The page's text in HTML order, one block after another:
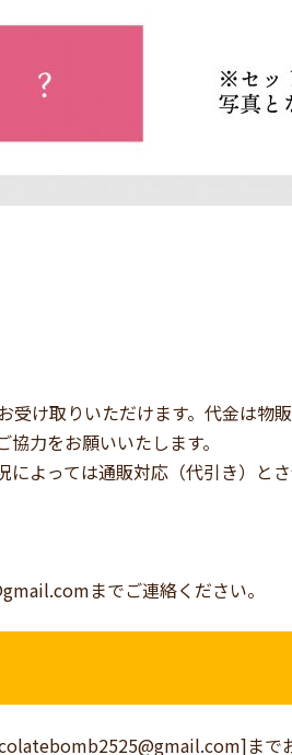
受け取りいただけます。代金は物
力をお願いいたします。
よっては通販対応（代引き）とさ
までご連絡ください。
]まで